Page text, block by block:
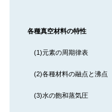
各種真空材料の特性
(1)元素の周期律表
(2)各種材料の融点と沸点
(3)水の飽和蒸気圧